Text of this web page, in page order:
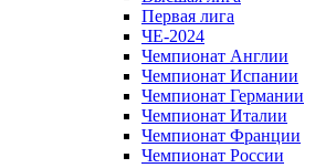
Первая лига
ЧЕ-2024
Чемпионат Англии
Чемпионат Испании
Чемпионат Германии
Чемпионат Италии
Чемпионат Франции
Чемпионат России